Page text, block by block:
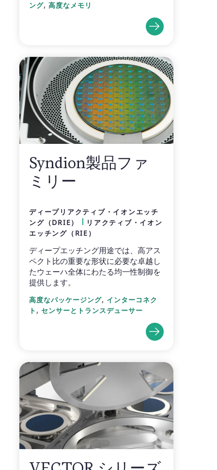
ング, 高度なメモリ
Syndion製品ファ
ミリー
ディープリアクティブ・イオンエッチ
ング（DRIE）
リアクティブ・イオン
エッチング（RIE）
ディープエッチング用途では、高アス
ペクト比の重要な形状に必要な卓越し
たウェーハ全体にわたる均一性制御を
提供します。
高度なパッケージング, インターコネク
ト , センサーとトランスデューサー